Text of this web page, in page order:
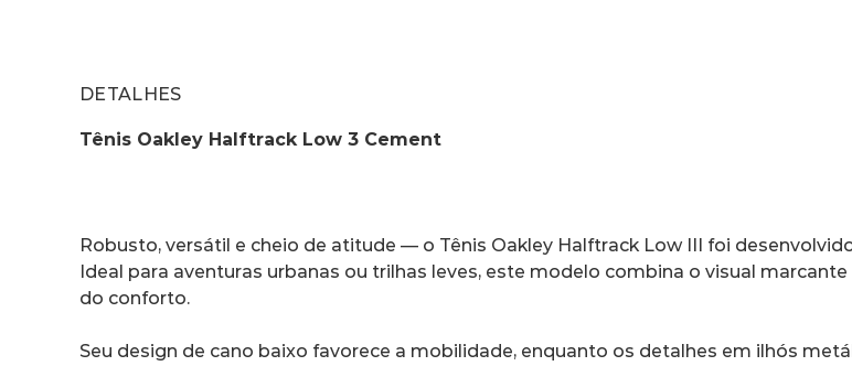
DETALHES
Tênis Oakley Halftrack Low 3 Cement
Robusto, versátil e cheio de atitude — o Tênis Oakley Halftrack Low III foi
Ideal para aventuras urbanas ou trilhas leves, este modelo combina o visual
do conforto.
Seu design de cano baixo favorece a mobilidade, enquanto os detalhes em ilhós